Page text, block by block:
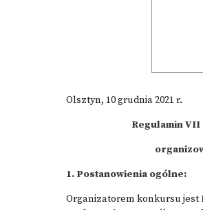
Olsztyn, 10 grudnia 2021 r.
Regulamin
1. Postanowienia ogólne:
Organizatorem konkursu jest